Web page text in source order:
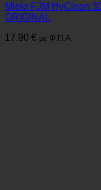
Miele FJM HyClean
ORIGINAL
17.90 € με Φ.Π.Α.